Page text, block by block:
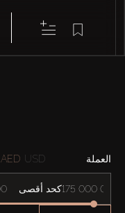
العملة AED USD
كحد أقصى